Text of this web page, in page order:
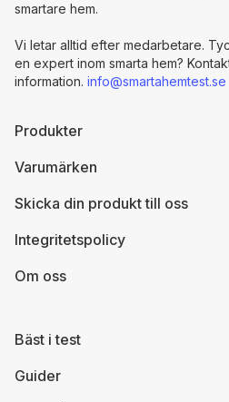
Bäst i test
Guider
Produkter
Varumärken
Skicka din produkt till oss
Integritetspolicy
Om oss
smartare hem.
Vi letar alltid efter medarbetare.
en expert inom smarta hem?
information. info@smartahemtest.se